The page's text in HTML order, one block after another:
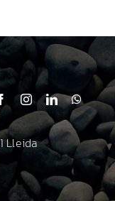
Lleida